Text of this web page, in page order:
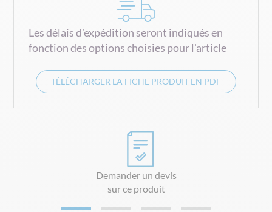
Les délais d'expédition seront indiqués en
fonction des options choisies pour l'article
TÉLÉCHARGER LA FICHE PRODUIT EN PDF
Demander un devis
sur ce produit